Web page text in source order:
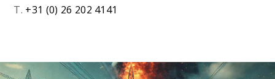
T. +31 (0) 26 202 4141